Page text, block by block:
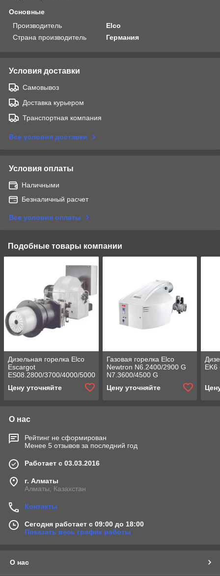
Основные
Производитель
Elco
Страна производитель
Германия
Условия доставки
Самовывоз
Доставка курьером
Транспортная компания
Все условия доставки
Условия оплаты
Наличными
Безналичный расчет
Все условия оплаты
Подобные товары компании
Дизельная горелка Elco
Escargot
ES08.2800/3700/4000/5000
Цену уточняйте
Газовая горелка Elco
Newtron N6.2400/2900 G
N7.3600/4500 G
Цену уточняйте
EK6
О нас
Рейтинг не сформирован
Менее 5 отзывов за последний год
Работает с 03.03.2016
г. Алматы
Алматы, Казахстан
Контакты
Сегодня работает с 09:00 до 18:00
Показать весь график работы
О нас